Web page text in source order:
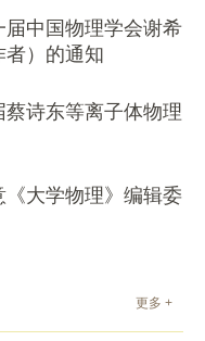
中国物理学会谢希
者）的通知
诗东等离子体物理
大学物理》编辑委
更多 +